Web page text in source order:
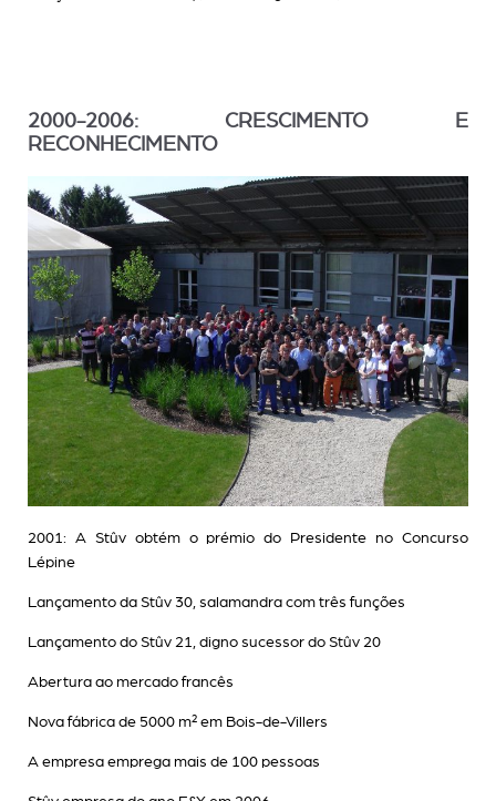
2000-2006: CRESCIMENTO E
RECONHECIMENTO
2001: A Stûv obtém o prémio do Presidente no Concurso
Lépine
Lançamento da Stûv 30, salamandra com três funções
Lançamento do Stûv 21, digno sucessor do Stûv 20
Abertura ao mercado francês
Nova fábrica de 5000 m² em Bois-de-Villers
A empresa emprega mais de 100 pessoas